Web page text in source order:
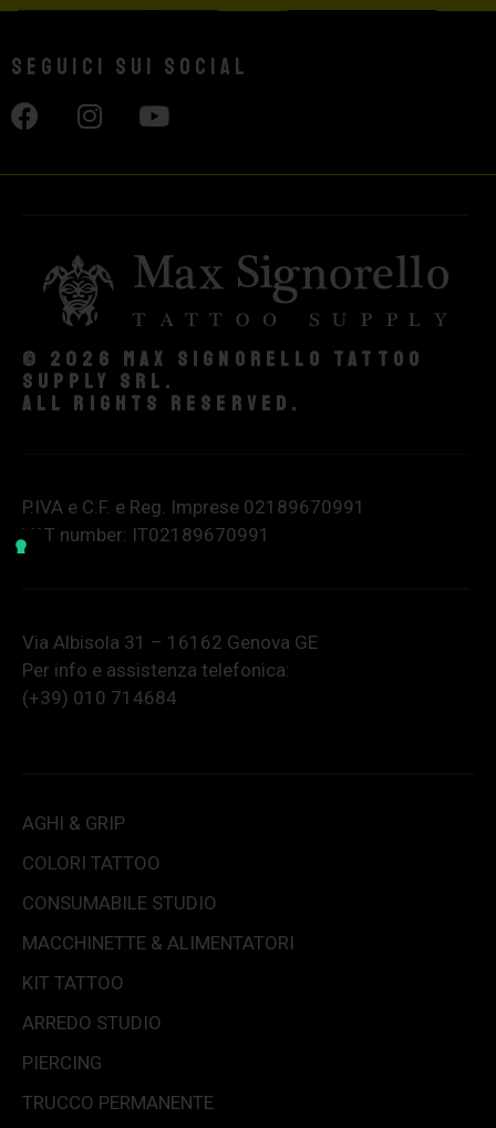
Seguici sui social
© 2026 Max Signorello Tattoo
supply srl.
All rights reserved.
P.IVA e C.F. e Reg. Imprese 02189670991
VAT number: IT02189670991
Via Albisola 31 – 16162 Genova GE
Per info e assistenza telefonica:
(+39) 010 714684
AGHI & GRIP
COLORI TATTOO
CONSUMABILE STUDIO
MACCHINETTE & ALIMENTATORI
KIT TATTOO
ARREDO STUDIO
PIERCING
TRUCCO PERMANENTE